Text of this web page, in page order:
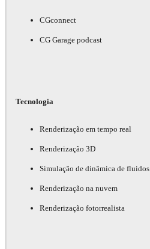
CGconnect
CG Garage podcast
Tecnologia
Renderização em tempo real
Renderização 3D
Simulação de dinâmica de fluidos
Renderização na nuvem
Renderização fotorrealista